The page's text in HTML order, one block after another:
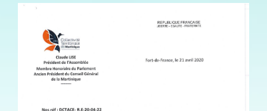
LISE1.JPG